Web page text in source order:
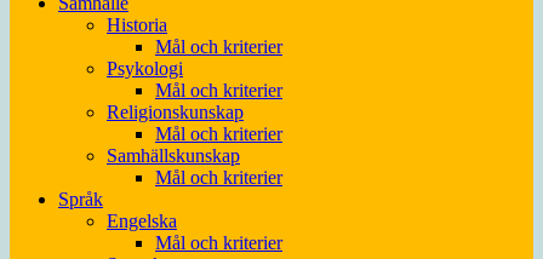
Historia
Mål och kriterier
Psykologi
Mål och kriterier
Religionskunskap
Mål och kriterier
Samhällskunskap
Mål och kriterier
Språk
Engelska
Mål och kriterier